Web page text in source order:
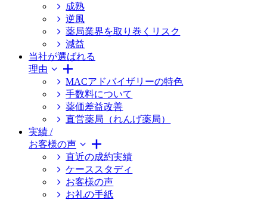
成熟
逆風
薬局業界を取り巻くリスク
減益
当社が選ばれる
理由
MACアドバイザリーの特色
手数料について
薬価差益改善
直営薬局（れんげ薬局）
実績 /
お客様の声
直近の成約実績
ケーススタディ
お客様の声
お礼の手紙